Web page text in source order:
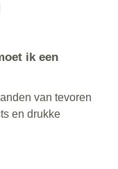
ik een
van tevoren
en drukke